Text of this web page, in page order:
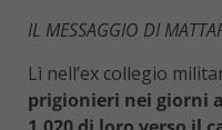
IL MESSAGGIO DI
Lì nell’ex collegio
prigionieri nei giorni